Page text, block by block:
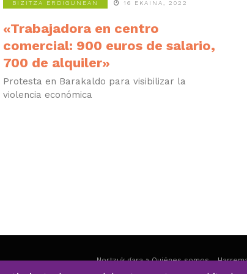
BIZITZA ERDIGUNEAN 16 EKAINA, 2022
«Trabajadora en centro
comercial: 900 euros de salario,
700 de alquiler»
Protesta en Barakaldo para visibilizar la
violencia económica
Nortzuk gara » Quiénes somos